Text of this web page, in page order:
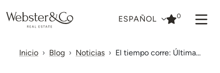
ESPAÑOL 0
Inicio Blog Noticias El tiempo corre: Última…